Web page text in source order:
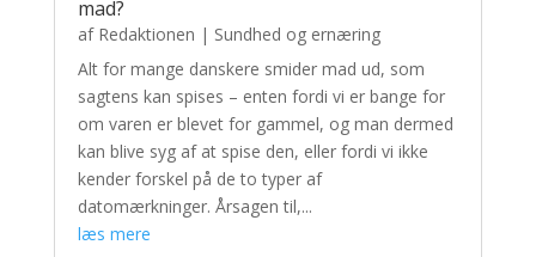
mad?
af Redaktionen | Sundhed og ernæring
Alt for mange danskere smider mad ud, som
sagtens kan spises – enten fordi vi er bange for
om varen er blevet for gammel, og man dermed
kan blive syg af at spise den, eller fordi vi ikke
kender forskel på de to typer af
datomærkninger. Årsagen til,...
læs mere